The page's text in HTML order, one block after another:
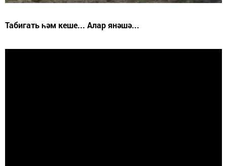
Табигать һәм кеше... Алар янәшә...